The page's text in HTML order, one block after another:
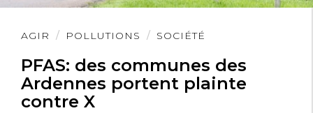
AGIR POLLUTIONS SOCIÉTÉ
PFAS: des communes des
Ardennes portent plainte
contre X
Lire